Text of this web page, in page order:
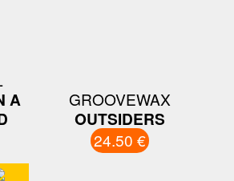
A
GROOVEWAX
OUTSIDERS
24.50 €